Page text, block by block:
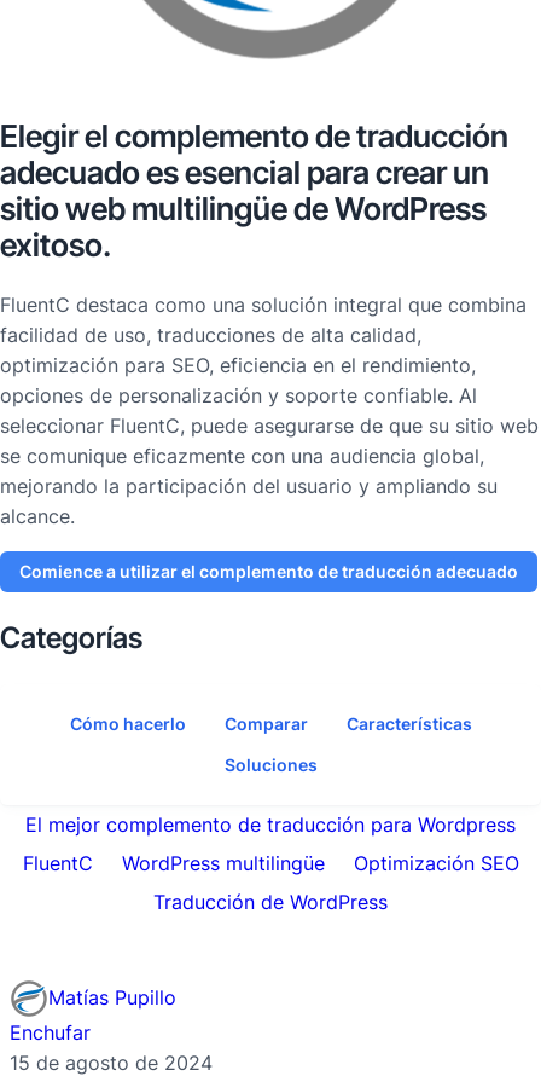
Elegir el complemento de traducción
adecuado es esencial para crear un
sitio web multilingüe de WordPress
exitoso.
FluentC destaca como una solución integral que combina
facilidad de uso, traducciones de alta calidad,
optimización para SEO, eficiencia en el rendimiento,
opciones de personalización y soporte confiable. Al
seleccionar FluentC, puede asegurarse de que su sitio web
se comunique eficazmente con una audiencia global,
mejorando la participación del usuario y ampliando su
alcance.
Comience a utilizar el complemento de traducción adecuado
Categorías
Cómo hacerlo Comparar
Características
Soluciones
El mejor complemento de traducción para Wordpress
FluentC
WordPress multilingüe
Optimización SEO
Traducción de WordPress
Matías Pupillo
Enchufar
15 de agosto de 2024